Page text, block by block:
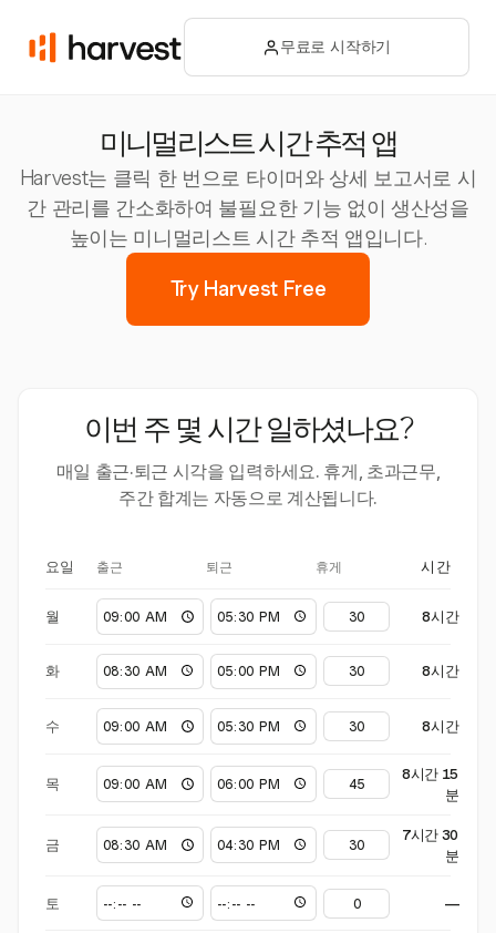
무료로 시작하기
미니멀리스트 시간 추적 앱
Harvest는 클릭 한 번으로 타이머와 상세 보고서로 시
간 관리를 간소화하여 불필요한 기능 없이 생산성을
높이는 미니멀리스트 시간 추적 앱입니다.
Try Harvest Free
이번 주 몇 시간 일하셨나요?
매일 출근·퇴근 시각을 입력하세요. 휴게, 초과근무,
주간 합계는 자동으로 계산됩니다.
요일 출근 퇴근 휴게 시간
월 8시간
화 8시간
수 8시간
목
8시간 15
분
금
7시간 30
분
토 —